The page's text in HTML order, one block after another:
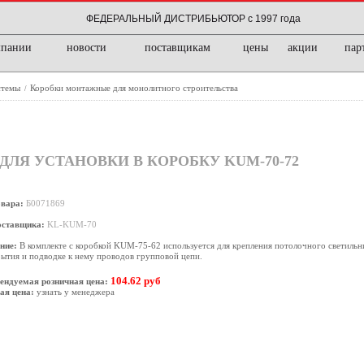
ФЕДЕРАЛЬНЫЙ ДИСТРИБЬЮТОР с 1997 года
новости поставщикам цены акции
/ Коробки монтажные для монолитного строительства
УСТАНОВКИ В КОРОБКУ KUM-70-72
Б0071869
KL-KUM-70
В комплекте с коробкой KUM-75-62 используется для крепления потолочного
и подводке к нему проводов групповой цепи.
розничная цена: 104.62 руб
цена: узнать у менеджера